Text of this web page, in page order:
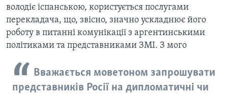
володіє іспанською, користується послугами
перекладача, що, звісно, значно ускладнює його
роботу в питанні комунікації з аргентинськими
політиками та представниками ЗМІ. З мого
Вважається моветоном запрошувати
представників Росії на дипломатичні чи